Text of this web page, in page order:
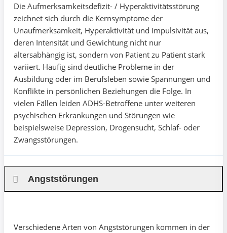
Die Aufmerksamkeitsdefizit- / Hyperaktivitätsstörung
zeichnet sich durch die Kernsymptome der
Unaufmerksamkeit, Hyperaktivität und Impulsivität aus,
deren Intensität und Gewichtung nicht nur
altersabhängig ist, sondern von Patient zu Patient stark
variiert. Häufig sind deutliche Probleme in der
Ausbildung oder im Berufsleben sowie Spannungen und
Konflikte in persönlichen Beziehungen die Folge. In
vielen Fällen leiden ADHS-Betroffene unter weiteren
psychischen Erkrankungen und Störungen wie
beispielsweise Depression, Drogensucht, Schlaf- oder
Zwangsstörungen.
Angststörungen
Verschiedene Arten von Angststörungen kommen in der